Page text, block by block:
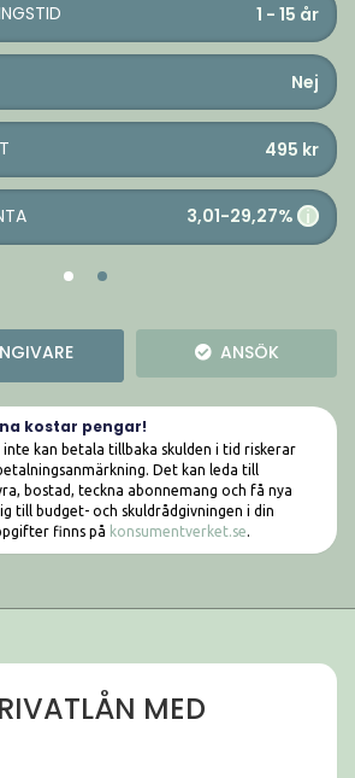
1 - 15 år
Nej
495 kr
3,01-29,27% i
ANSÖK
kostar pengar!
inte kan betala tillbaka skulden i tid riskerar
Det kan leda till
bostad, teckna abonnemang och få nya
till budget- och skuldrådgivningen i din
finns på konsumentverket.se.
MED